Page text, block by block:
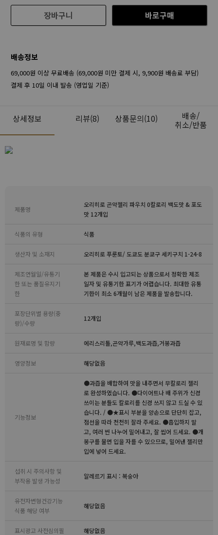
장바구니
바로구매
배송정보
69,000원 이상 무료배송 (69,000원 미만 결제 시, 9,900원 배송료 부담)
결제 후 10일 이내 발송 (영업일 기준)
상세정보 리뷰(8) 상품문의(10) 배송/
취소/반품
제품명
오리히로 곤약젤리 파우치 0칼로리 백도맛 & 포도
맛 12개입
식품의 유형 식품
생산자 및 소재지 오리히로 푸룬토/ 도쿄도 분쿄구 세키구치 1-24-8
제조연월일/유통기
한 또는 품질유지기
한
본 제품은 수시 입고되는 상품으로서 정확한 제조
일자 및 유통기한 표기가 어렵습니다. 최대한 유통
기한이 최소 6개월이 남은 제품을 발송합니다.
포장단위별 용량(중
량)/수량
12개입
원재료명 및 함량 에리스리톨,곤약가루,백도과즙,거봉과즙
영양정보 해당없음
기능정보
●과즙을 배합하여 맛을 내주면서 무칼로리 젤리
로 완성하였습니다. ●다이어트나 배 주위가 신경
쓰이는 분들도 칼로리를 신경 쓰지 않고 드실 수 있
습니다. / ●★표시 부분을 양손으로 단단히 잡고,
점선을 따라 천천히 잘라 주세요. ●흡입하지 말
고, 여러 번 나누어 밀어내고, 잘 씹어 드세요. ●개
봉구를 물면 입을 자를 수 있으므로, 밀어낸 젤리만
입에 넣어 드세요.
섭취 시 주의사항 및
부작용 발생 가능성
알레르기 표시 : 복숭아
유전자변형건강기능
식품 해당 여부
해당없음
표시광고 사전심의필 해당없음